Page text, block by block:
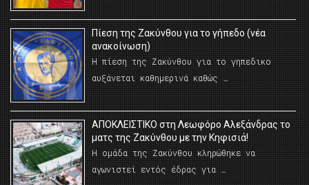
Πίεση της Ζακύνθου για το γήπεδο (νέα
ανακοίνωση)
Η πίεση της Ζακύνθου για το γηπεδικο
αυξάνεται καθημερινά καθώς …
AΠΟΚΛΕΙΣΤΙΚΟ στη Λεωφόρο Αλεξάνδρας το
ματς της Ζακύνθου με την Κηφισιά!
Η ομάδα της Ζακύνθου κληρώθηκε να
αγωνιστεί εντός έδρας για …